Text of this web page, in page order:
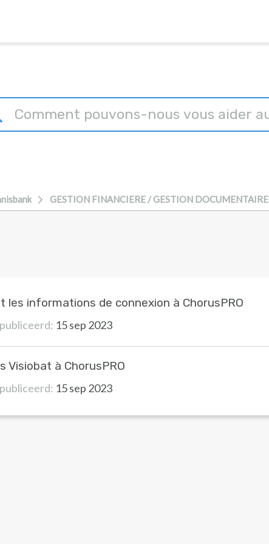
GESTION FINANCIERE / GESTION DOCUMENTAIRE
les informations de connexion à ChorusPRO
15 sep 2023
à ChorusPRO
15 sep 2023